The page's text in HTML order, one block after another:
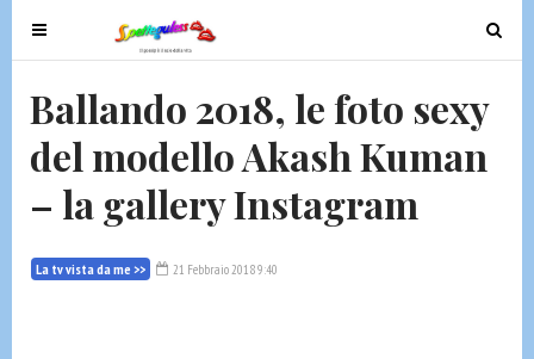
T
o
g
e
v
i
T
o
g
e
Ballando 2018, le foto sexy
del modello Akash Kuman
– la gallery Instagram
La tv vista da me >> 21 Febbraio 2018 9:40